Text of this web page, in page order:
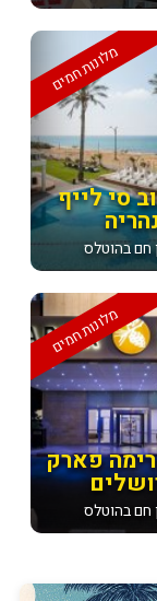
מלונות חמים
סי לייף
חם בהוטלס
מלונות חמים
פארק
חם בהוטלס